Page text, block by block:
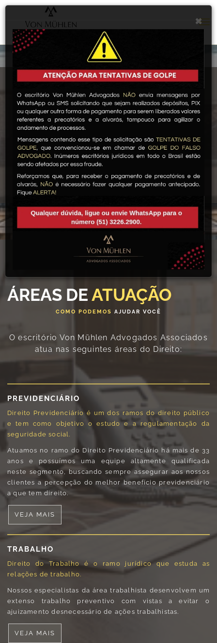
×
BEM-VINDO
AVON MÜHLEN
ADVOGADOS
ASSOCIADOS
ÁREAS DEATUAÇÃO
COMO PODEMOS AJUDAR VOCÊ
O escritório Von Mühlen Advogados Associados
atua nas seguintes áreas do Direito:
PREVIDENCIÁRIO
Direito Previdenciário é um dos ramos do direito público
e tem como objetivo o estudo e a regulamentação da
seguridade social.
Atuamos no ramo do Direito Previdenciário há mais de 33
anos e possuímos uma equipe altamente qualificada
neste segmento, buscando sempre assegurar aos nossos
clientes a percepção do melhor benefício previdenciário
a que tem direito.
VEJA MAIS
TRABALHO
Direito do Trabalho é o ramo jurídico que estuda as
relações de trabalho.
Nossos especialistas da área trabalhista desenvolvem um
extenso trabalho preventivo com vistas a evitar o
ajuizamento desnecessário de ações trabalhistas.
VEJA MAIS